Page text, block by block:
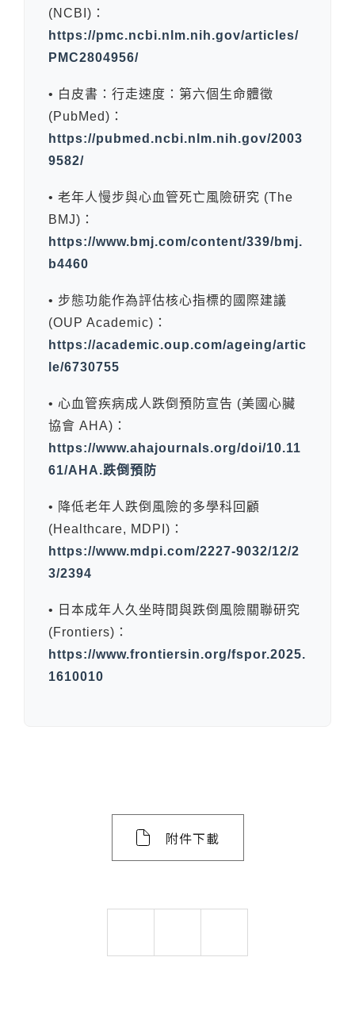
(NCBI)：
https://pmc.ncbi.nlm.nih.gov/articles/
PMC2804956/
• 白皮書：行走速度：第六個生命體徵
(PubMed)：
https://pubmed.ncbi.nlm.nih.gov/2003
9582/
• 老年人慢步與心血管死亡風險研究 (The
BMJ)：
https://www.bmj.com/content/339/bmj.
b4460
• 步態功能作為評估核心指標的國際建議
(OUP Academic)：
https://academic.oup.com/ageing/artic
le/6730755
• 心血管疾病成人跌倒預防宣告 (美國心臟
協會 AHA)：
https://www.ahajournals.org/doi/10.11
61/AHA.跌倒預防
• 降低老年人跌倒風險的多學科回顧
(Healthcare, MDPI)：
https://www.mdpi.com/2227-9032/12/2
3/2394
• 日本成年人久坐時間與跌倒風險關聯研究
(Frontiers)：
https://www.frontiersin.org/fspor.2025.
1610010
附件下載